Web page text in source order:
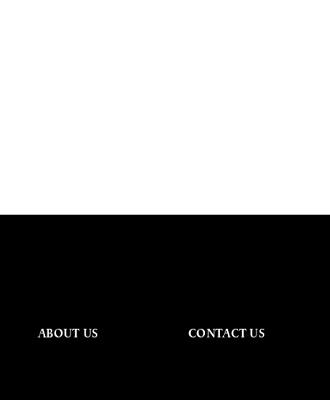
ABOUT US CONTACT US